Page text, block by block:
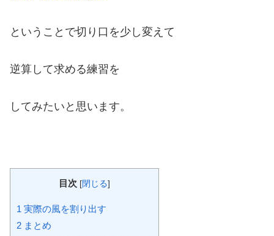
ということで切り口を少し変えて
逆算して求める練習を
してみたいと思います。
目次 [閉じる]
1 実際の風を割り出す
2 まとめ